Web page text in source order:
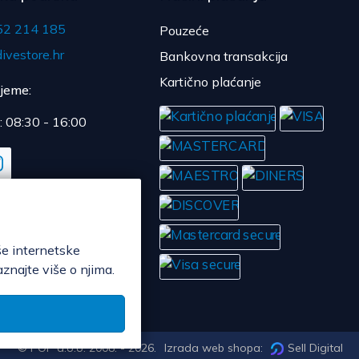
internetske
više o njima.
214 185
08:30 - 16:00
Pouzeće
Bankovna transakcija
Kartično plaćanje
© POP d.o.o. 2008. - 2026. Izrada web shopa: Sell Digital